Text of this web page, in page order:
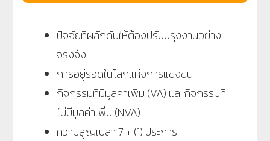
ปัจจัยที่ผลักดันให้ต้องปรับปรุงงานอย่าง
จริงจัง
การอยู่รอดในโลกแห่งการแข่งขัน
กิจกรรมที่มีมูลค่าเพิ่ม (VA) และกิจกรรมที่
ไม่มีมูลค่าเพิ่ม (NVA)
ความสูญเปล่า 7 + (1) ประการ